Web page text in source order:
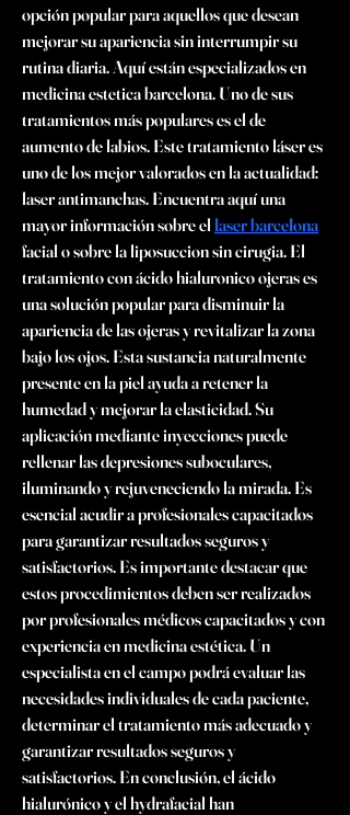
opción popular para aquellos que desean
mejorar su apariencia sin interrumpir su
rutina diaria. Aquí están especializados en
medicina estetica barcelona. Uno de sus
tratamientos más populares es el de
aumento de labios. Este tratamiento láser es
uno de los mejor valorados en la actualidad:
laser antimanchas. Encuentra aquí una
mayor información sobre el laser barcelona
facial o sobre la liposuccion sin cirugia. El
tratamiento con ácido hialuronico ojeras es
una solución popular para disminuir la
apariencia de las ojeras y revitalizar la zona
bajo los ojos. Esta sustancia naturalmente
presente en la piel ayuda a retener la
humedad y mejorar la elasticidad. Su
aplicación mediante inyecciones puede
rellenar las depresiones suboculares,
iluminando y rejuveneciendo la mirada. Es
esencial acudir a profesionales capacitados
para garantizar resultados seguros y
satisfactorios. Es importante destacar que
estos procedimientos deben ser realizados
por profesionales médicos capacitados y con
experiencia en medicina estética. Un
especialista en el campo podrá evaluar las
necesidades individuales de cada paciente,
determinar el tratamiento más adecuado y
garantizar resultados seguros y
satisfactorios. En conclusión, el ácido
hialurónico y el hydrafacial han